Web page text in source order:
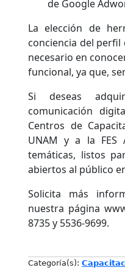
de Google
La elección de
conciencia del
necesario en
funcional, ya que,
Si deseas
comunicación
Centros de
UNAM y a la FES
temáticas, listos
abiertos al público
Solicita más
nuestra página
8735 y 5536-9699.
Categoría(s):